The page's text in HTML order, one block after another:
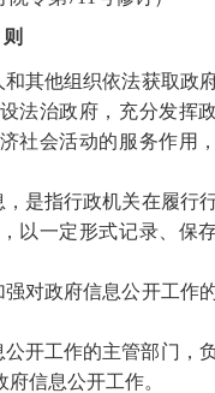
其他组织依法获取政
法治政府，充分发挥
社会活动的服务作用
是指行政机关在履行
以一定形式记录、保
对政府信息公开工作
开工作的主管部门，
信息公开工作。